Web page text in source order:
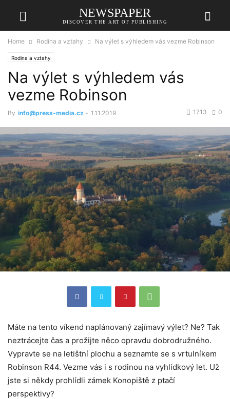
NEWSPAPER
DISCOVER THE ART OF PUBLISHING
Home Rodina a vztahy Na výlet s výhledem vás vezme Robinson
Rodina a vztahy
Na výlet s výhledem vás
vezme Robinson
By info@press-media.cz - 1.11.2019 0
1713
Máte na tento víkend naplánovaný zajímavý výlet? Ne? Tak
neztrácejte čas a prožijte něco opravdu dobrodružného.
Vypravte se na letištní plochu a seznamte se s vrtulníkem
Robinson R44. Vezme vás i s rodinou na vyhlídkový let. Už
jste si někdy prohlídli zámek Konopiště z ptačí
perspektivy?